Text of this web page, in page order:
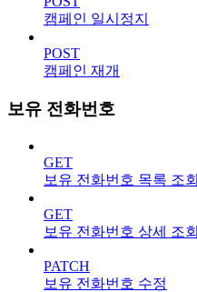
캠페인 일시정지
POST
캠페인 재개
보유 전화번호
GET
보유 전화번호 목록 조회
GET
보유 전화번호 상세 조회
PATCH
보유 전화번호 수정